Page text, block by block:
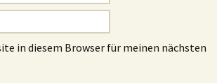
in diesem Browser für meinen nächsten